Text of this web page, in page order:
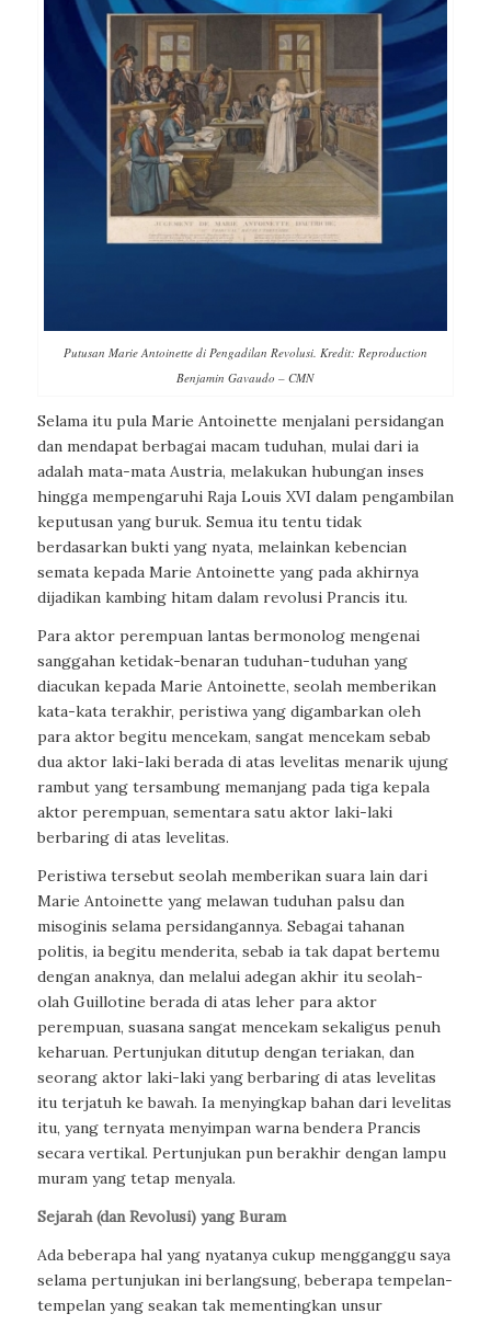
Putusan Marie Antoinette di Pengadilan Revolusi. Kredit: Reproduction
Benjamin Gavaudo – CMN
Selama itu pula Marie Antoinette menjalani persidangan
dan mendapat berbagai macam tuduhan, mulai dari ia
adalah mata-mata Austria, melakukan hubungan inses
hingga mempengaruhi Raja Louis XVI dalam pengambilan
keputusan yang buruk. Semua itu tentu tidak
berdasarkan bukti yang nyata, melainkan kebencian
semata kepada Marie Antoinette yang pada akhirnya
dijadikan kambing hitam dalam revolusi Prancis itu.
Para aktor perempuan lantas bermonolog mengenai
sanggahan ketidak-benaran tuduhan-tuduhan yang
diacukan kepada Marie Antoinette, seolah memberikan
kata-kata terakhir, peristiwa yang digambarkan oleh
para aktor begitu mencekam, sangat mencekam sebab
dua aktor laki-laki berada di atas levelitas menarik ujung
rambut yang tersambung memanjang pada tiga kepala
aktor perempuan, sementara satu aktor laki-laki
berbaring di atas levelitas.
Peristiwa tersebut seolah memberikan suara lain dari
Marie Antoinette yang melawan tuduhan palsu dan
misoginis selama persidangannya. Sebagai tahanan
politis, ia begitu menderita, sebab ia tak dapat bertemu
dengan anaknya, dan melalui adegan akhir itu seolah-
olah Guillotine berada di atas leher para aktor
perempuan, suasana sangat mencekam sekaligus penuh
keharuan. Pertunjukan ditutup dengan teriakan, dan
seorang aktor laki-laki yang berbaring di atas levelitas
itu terjatuh ke bawah. Ia menyingkap bahan dari levelitas
itu, yang ternyata menyimpan warna bendera Prancis
secara vertikal. Pertunjukan pun berakhir dengan lampu
muram yang tetap menyala.
Sejarah (dan Revolusi) yang Buram
Ada beberapa hal yang nyatanya cukup mengganggu saya
selama pertunjukan ini berlangsung, beberapa tempelan-
tempelan yang seakan tak mementingkan unsur